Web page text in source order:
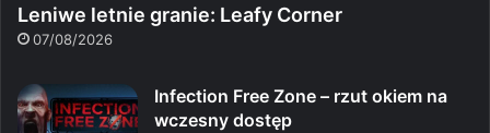
Leniwe letnie granie: Leafy Corner
07/08/2026
Infection Free Zone – rzut okiem na
wczesny dostęp